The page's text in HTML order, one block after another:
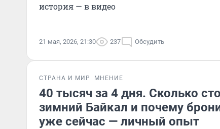
история — в видео
21 мая, 2026, 21:30 237 Обсудить
СТРАНА И МИР МНЕНИЕ
40 тысяч за 4 дня. Сколько
зимний Байкал и почему
уже сейчас — личный опыт